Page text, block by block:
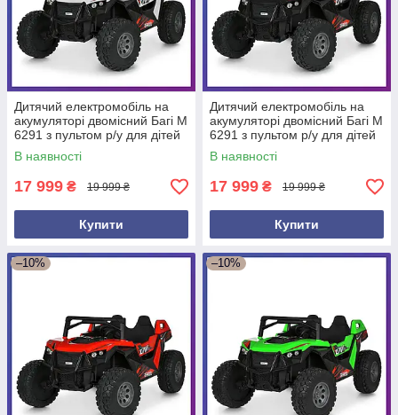
Дитячий електромобіль на
акумуляторі двомісний Багі M
6291 з пультом р/у для дітей
3-8 років Білий
В наявності
17 999 ₴ 19 999 ₴
Купити
Дитячий електромобіль на
акумуляторі двомісний Багі M
6291 з пультом р/у для дітей
3-8 років Чорний
В наявності
17 999 ₴ 19 999 ₴
Купити
–10% –10%